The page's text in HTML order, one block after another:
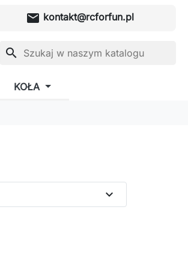
mail kontakt@rcforfun.pl
search
KOŁA
expand_more